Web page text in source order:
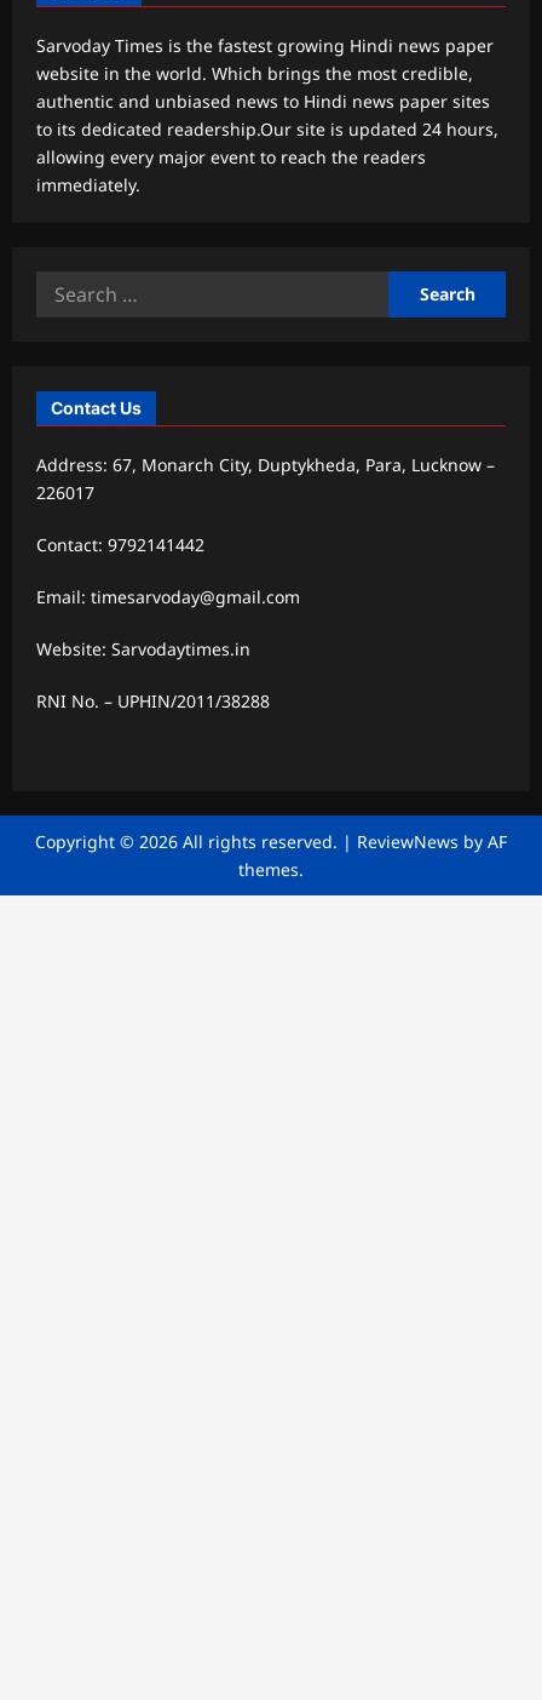
Sarvoday Times is the fastest growing Hindi news paper
website in the world. Which brings the most credible,
authentic and unbiased news to Hindi news paper sites
to its dedicated readership.Our site is updated 24 hours,
allowing every major event to reach the readers
immediately.
Search
Contact Us
Address: 67, Monarch City, Duptykheda, Para, Lucknow –
226017
Contact: 9792141442
Email: timesarvoday@gmail.com
Website: Sarvodaytimes.in
RNI No. – UPHIN/2011/38288
Copyright © 2026 All rights reserved. | ReviewNews by AF
themes.